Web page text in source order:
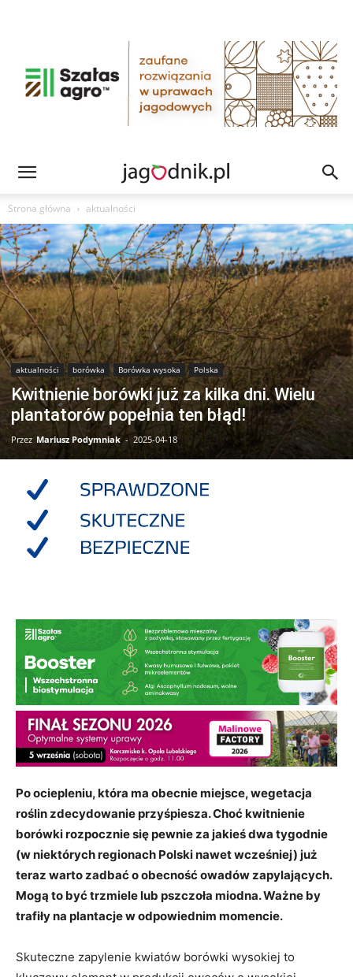
Strona główna aktualności
aktualności borówka Borówka wysoka Polska
Kwitnienie borówki już za kilka dni. Wielu
plantatorów popełnia ten błąd!
Przez Mariusz Podymniak - 2025-04-18
Po ociepleniu, która ma obecnie miejsce, wegetacja
roślin zdecydowanie przyśpiesza. Choć kwitnienie
borówki rozpocznie się pewnie za jakieś dwa tygodnie
(w niektórych regionach Polski nawet wcześniej) już
teraz warto zadbać o obecność owadów zapylających.
Mogą to być trzmiele lub pszczoła miodna. Ważne by
trafiły na plantacje w odpowiednim momencie.
Skuteczne zapylenie kwiatów borówki wysokiej to